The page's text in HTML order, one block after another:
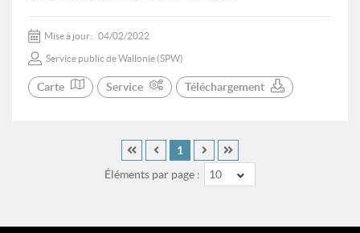
Mise à jour: 04/02/2022
Service public de Wallonie (SPW)
Carte Service Téléchargement
Éléments par page : 10
1